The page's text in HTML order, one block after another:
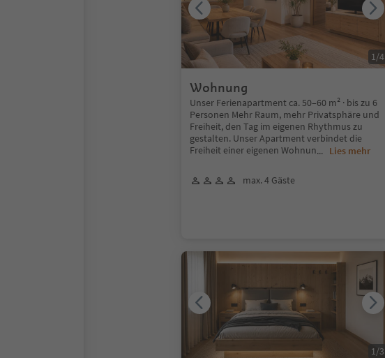
Wohnung
Unser Ferienapartment ca. 50–60 m² · bis zu 6
Personen Mehr Raum, mehr Privatsphäre und
Freiheit, den Tag im eigenen Rhythmus zu
gestalten. Unser Apartment verbindet die
Freiheit einer eigenen Wohnun... Lies mehr
max. 4 Gäste
1/4
1/3